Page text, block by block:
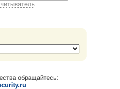
обращайтесь: